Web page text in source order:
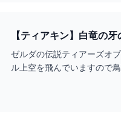
【ティアキン】白竜の
ゼルダの伝説ティアーズオ
ル上空を飛んでいますので